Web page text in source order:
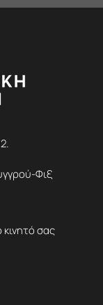
Φιξ
κινητό σας